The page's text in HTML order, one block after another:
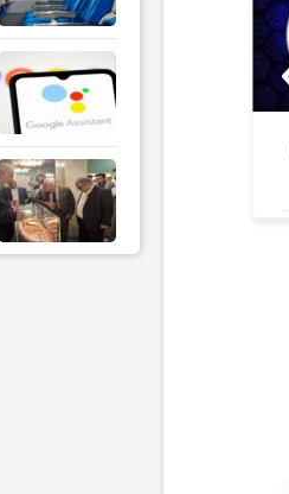
خبر مهم درباره صدور
موتورسیکلت بانوان +